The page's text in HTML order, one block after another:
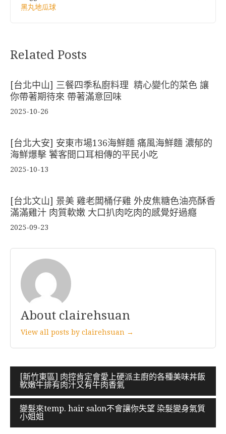
黑丸地瓜球
Related Posts
[台北中山] 三餐四季私廚料理 精心變化的菜色 讓
你帶著期待來 帶著滿意回味
2025-10-26
[台北大安] 安東市場136海鮮麵 痛風海鮮麵 濃郁的
海鮮爆擊 饕客間口耳相傳的平民小吃
2025-10-13
[台北文山] 景美 雞老闆桶仔雞 外皮焦糖色油亮酥香
滿滿雞汁 肉質軟嫩 大口扒肉吃肉的感覺好過癮
2025-09-23
About clairehsuan
View all posts by clairehsuan →
文
章
導
覽
[新竹東區] 肉控肯定會愛上硬派主廚的各種美味丼飯
軟嫩牛排有肉汁又有牛肉香氣
變髮來temp. hair salon不會讓你失望 染髮變身氣質
小姐姐